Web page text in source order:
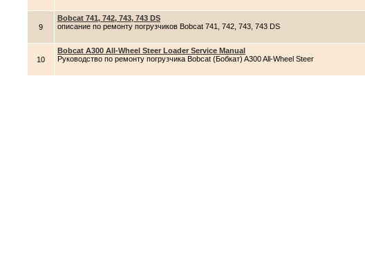
9
Bobcat 741, 742, 743, 743 DS
описание по ремонту погрузчиков Bobcat 741, 742, 743, 743 DS
10
Bobcat A300 All-Wheel Steer Loader Service Manual
Руководство по ремонту погрузчика Bobcat (Бобкат) A300 All-Wheel Steer